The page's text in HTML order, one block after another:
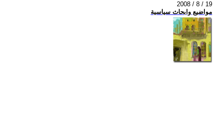
2008 / 8 / 19
مواضيع وابحاث سياسية